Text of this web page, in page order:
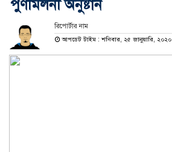
পুর্ণমিলনী অনুষ্টান
রিপোর্টার নাম
আপডেট টাইম : শনিবার, ২৫ জানুয়ারি, ২০২০